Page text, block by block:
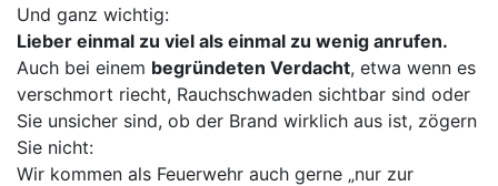
Und ganz wichtig:
Lieber einmal zu viel als einmal zu wenig anrufen.
Auch bei einem begründeten Verdacht, etwa wenn es
verschmort riecht, Rauchschwaden sichtbar sind oder
Sie unsicher sind, ob der Brand wirklich aus ist, zögern
Sie nicht:
Wir kommen als Feuerwehr auch gerne „nur zur